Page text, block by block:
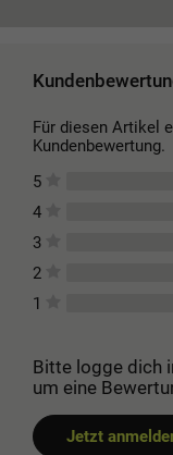
Für diesen Artikel
Kundenbewertung.
5
4
3
2
1
Bitte logge dich
um eine
Jetzt